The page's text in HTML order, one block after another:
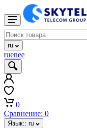
ru
ruenee
0
Сравнение: 0
Язык:: ru